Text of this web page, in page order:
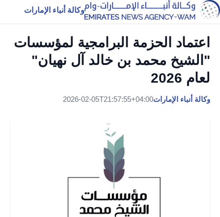
وكالة أنباء الإمارات
اعتماد الحزمة البرامجية لمؤسسات
"الشيخ محمد بن خالد آل نهيان"
لعام 2026
وكالة أنباء الإمارات2026-02-05T21:57:55+04:00